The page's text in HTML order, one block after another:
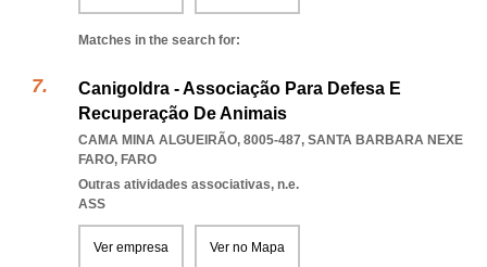
Matches in the search for:
Canigoldra - Associação Para Defesa E
Recuperação De Animais
CAMA MINA ALGUEIRÃO, 8005-487, SANTA BARBARA NEXE
FARO, FARO
Outras atividades associativas, n.e.
ASS
Ver empresa Ver no Mapa